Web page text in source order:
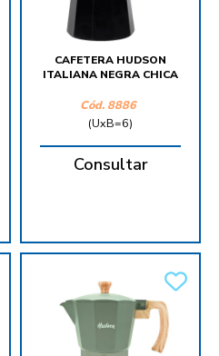
CAFETERA HUDSON
ITALIANA NEGRA CHICA
Cód. 8886
(UxB=6)
Consultar